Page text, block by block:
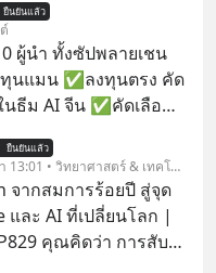
ยืดได้ตามสไตล์คุณ
ตอบโจทย์ Lifestyle
รถที่ออกแบบการเงินได้
ะผ่อนต่อ คืนรถ หรือ
ยืนยันแล้ว
ผู้นำ ทั้งซัปพลายเชน
นแมน ✅ลงทุนตรง คัด
นธีม AI จีน ✅คัดเลือก
น ตั้งแต่โรงงานผลิตชิป
มเดล AI ยันหุ่นยนต์
ว้นภาษี Capital Gain
ษีของประเทศไทย
ยืนยันแล้ว
เมื่อวาน เวลา 13:01 • วิทยาศาสตร์ & เทคโนโลยี
จากสมการร้อยปี สู่จุด
และ AI ที่เปลี่ยนโลก |
คุณคิดว่า การสับ